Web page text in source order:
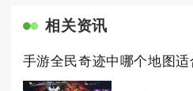
相关资讯
手游全民奇迹中哪个地图适